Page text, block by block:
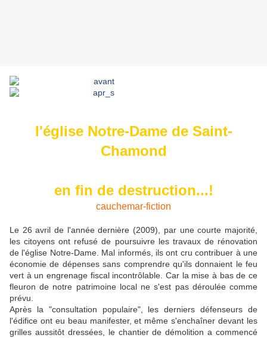
l'église Notre-Dame de Saint-
Chamond
en fin de destruction...!
cauchemar-fiction
Le 26 avril de l'année dernière (2009), par une courte majorité,
les citoyens ont refusé de poursuivre les travaux de rénovation
de l'église Notre-Dame. Mal informés, ils ont cru contribuer à une
économie de dépenses sans comprendre qu'ils donnaient le feu
vert à un engrenage fiscal incontrôlable. Car la mise à bas de ce
fleuron de notre patrimoine local ne s'est pas déroulée comme
prévu.
Après la "consultation populaire", les derniers défenseurs de
l'édifice ont eu beau manifester, et même s'enchaîner devant les
grilles aussitôt dressées, le chantier de démolition a commencé